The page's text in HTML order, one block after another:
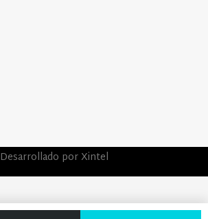
Desarrollado por Xintel